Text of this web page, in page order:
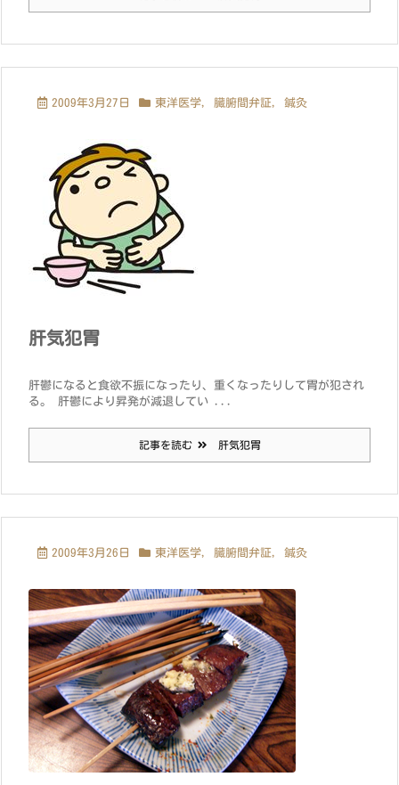
2009年3月27日 東洋医学, 臓腑間弁証, 鍼灸
肝気犯胃
肝鬱になると食欲不振になったり、重くなったりして胃が犯され
る。 肝鬱により昇発が減退してい ...
記事を読む 肝気犯胃
2009年3月26日 東洋医学, 臓腑間弁証, 鍼灸